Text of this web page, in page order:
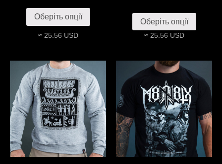
Оберіть опції
≈ 25.56 USD
Оберіть опції
≈ 25.56 USD